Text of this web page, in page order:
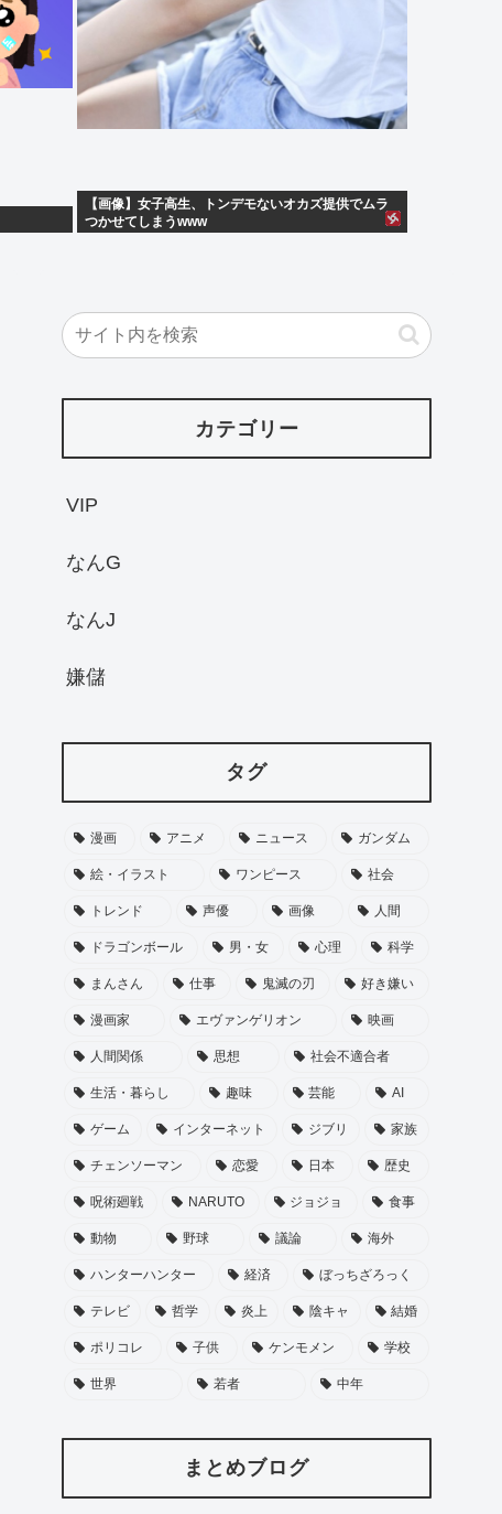
【画像】女子高生、トンデモないオカズ提供でムラ
つかせてしまうwww
カテゴリー
VIP
なんG
なんJ
嫌儲
タグ
漫画 アニメ ニュース ガンダム
絵・イラスト ワンピース 社会
トレンド 声優 画像 人間
ドラゴンボール 男・女 心理 科学
まんさん 仕事 鬼滅の刃 好き嫌い
漫画家 エヴァンゲリオン 映画
人間関係 思想 社会不適合者
生活・暮らし 趣味 芸能 AI
ゲーム インターネット ジブリ 家族
チェンソーマン 恋愛 日本 歴史
呪術廻戦 NARUTO ジョジョ 食事
動物 野球 議論 海外
ハンターハンター 経済 ぼっちざろっく
テレビ 哲学 炎上 陰キャ 結婚
ポリコレ 子供 ケンモメン 学校
世界 若者 中年
まとめブログ